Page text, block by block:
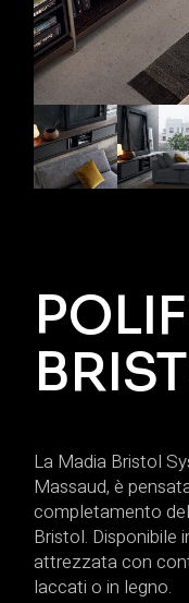
La Madia Bristol
Massaud, è
completamento
Bristol. Disponibile
attrezzata con
laccati o in legno.